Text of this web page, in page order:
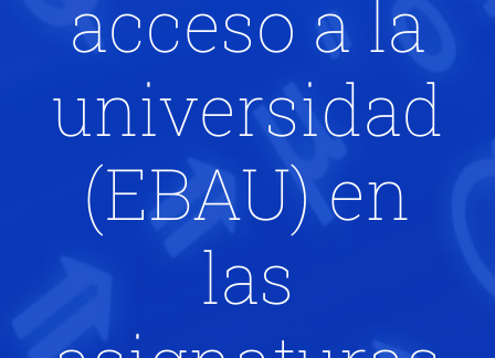
acceso a la
universidad
(EBAU) en
las